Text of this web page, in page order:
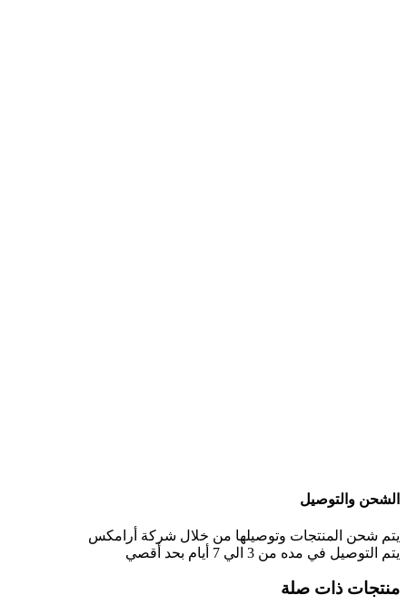
الشحن والتوصيل
يتم شحن المنتجات وتوصيلها من خلال شركة أرامكس
يتم التوصيل في مده من 3 الي 7 أيام بحد أقصي
منتجات ذات صلة